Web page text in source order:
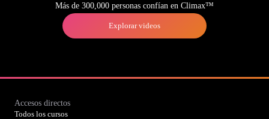
Más de 300,000 personas confían en Climax™
Explorar videos
Accesos directos
Todos los cursos